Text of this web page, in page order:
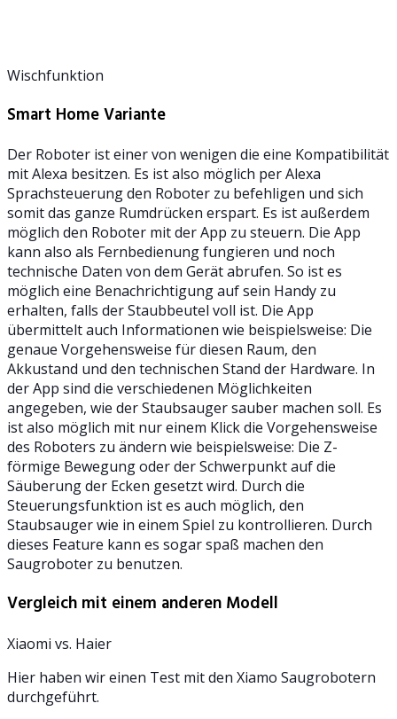
Wischfunktion
Smart Home Variante
Der Roboter ist einer von wenigen die eine Kompatibilität
mit Alexa besitzen. Es ist also möglich per Alexa
Sprachsteuerung den Roboter zu befehligen und sich
somit das ganze Rumdrücken erspart. Es ist außerdem
möglich den Roboter mit der App zu steuern. Die App
kann also als Fernbedienung fungieren und noch
technische Daten von dem Gerät abrufen. So ist es
möglich eine Benachrichtigung auf sein Handy zu
erhalten, falls der Staubbeutel voll ist. Die App
übermittelt auch Informationen wie beispielsweise: Die
genaue Vorgehensweise für diesen Raum, den
Akkustand und den technischen Stand der Hardware. In
der App sind die verschiedenen Möglichkeiten
angegeben, wie der Staubsauger sauber machen soll. Es
ist also möglich mit nur einem Klick die Vorgehensweise
des Roboters zu ändern wie beispielsweise: Die Z-
förmige Bewegung oder der Schwerpunkt auf die
Säuberung der Ecken gesetzt wird. Durch die
Steuerungsfunktion ist es auch möglich, den
Staubsauger wie in einem Spiel zu kontrollieren. Durch
dieses Feature kann es sogar spaß machen den
Saugroboter zu benutzen.
Vergleich mit einem anderen Modell
Xiaomi vs. Haier
Hier haben wir einen Test mit den Xiamo Saugrobotern
durchgeführt.